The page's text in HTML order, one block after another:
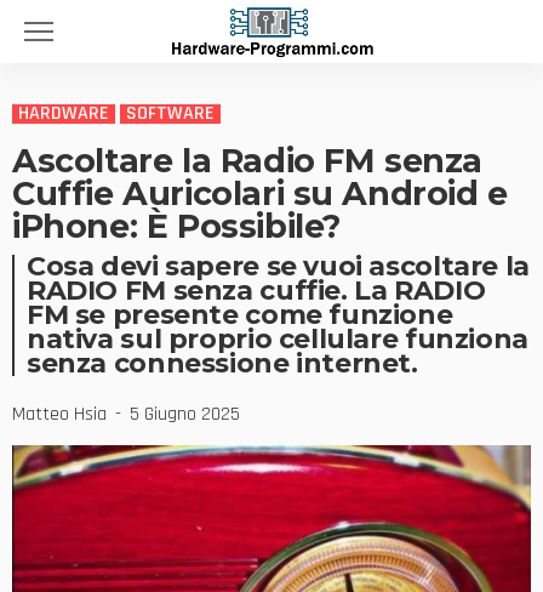
HARDWARE SOFTWARE
Ascoltare la Radio FM senza
Cuffie Auricolari su Android e
iPhone: È Possibile?
Cosa devi sapere se vuoi ascoltare la
RADIO FM senza cuffie. La RADIO
FM se presente come funzione
nativa sul proprio cellulare funziona
senza connessione internet.
Matteo Hsia 5 Giugno 2025